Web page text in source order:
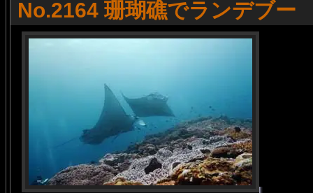
No.2164 珊瑚礁でランデブー